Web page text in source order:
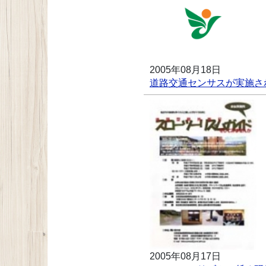
2005年08月18日
道路交通センサスが実施さ
2005年08月17日